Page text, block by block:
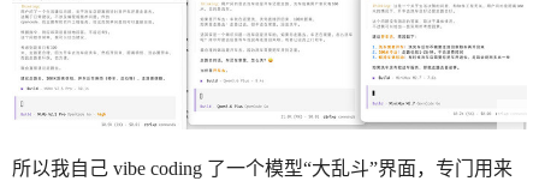
所以我自己 vibe coding 了一个模型“大乱斗”界面，专门用来